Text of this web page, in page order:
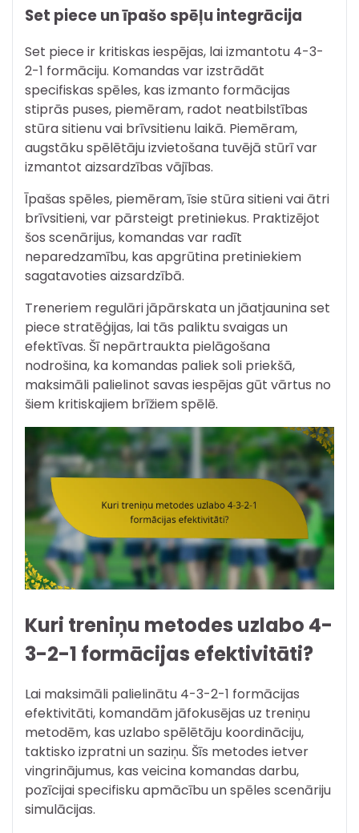
Set piece un īpašo spēļu integrācija
Set piece ir kritiskas iespējas, lai izmantotu 4-3-
2-1 formāciju. Komandas var izstrādāt
specifiskas spēles, kas izmanto formācijas
stiprās puses, piemēram, radot neatbilstības
stūra sitienu vai brīvsitienu laikā. Piemēram,
augstāku spēlētāju izvietošana tuvējā stūrī var
izmantot aizsardzības vājības.
Īpašas spēles, piemēram, īsie stūra sitieni vai ātri
brīvsitieni, var pārsteigt pretiniekus. Praktizējot
šos scenārijus, komandas var radīt
neparedzamību, kas apgrūtina pretiniekiem
sagatavoties aizsardzībā.
Treneriem regulāri jāpārskata un jāatjaunina set
piece stratēģijas, lai tās paliktu svaigas un
efektīvas. Šī nepārtraukta pielāgošana
nodrošina, ka komandas paliek soli priekšā,
maksimāli palielinot savas iespējas gūt vārtus no
šiem kritiskajiem brīžiem spēlē.
Kuri treniņu metodes uzlabo 4-
3-2-1 formācijas efektivitāti?
Lai maksimāli palielinātu 4-3-2-1 formācijas
efektivitāti, komandām jāfokusējas uz treniņu
metodēm, kas uzlabo spēlētāju koordināciju,
taktisko izpratni un saziņu. Šīs metodes ietver
vingrinājumus, kas veicina komandas darbu,
pozīcijai specifisku apmācību un spēles scenāriju
simulācijas.